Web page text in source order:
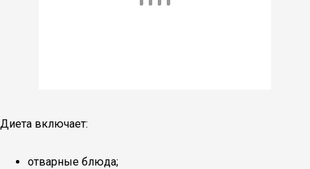
Диета включает:
отварные блюда;